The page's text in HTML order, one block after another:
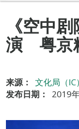
《空中
演 粤京
来源：
文化局（IC）
发布日期：
2019